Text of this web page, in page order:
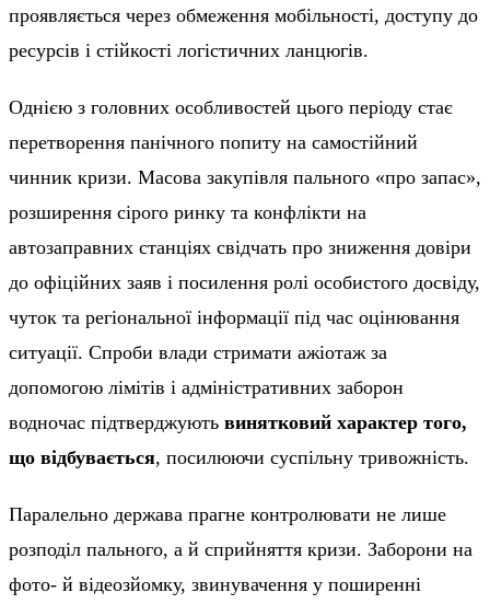
проявляється через обмеження мобільності, доступу до
ресурсів і стійкості логістичних ланцюгів.
Однією з головних особливостей цього періоду стає
перетворення панічного попиту на самостійний
чинник кризи. Масова закупівля пального «про запас»,
розширення сірого ринку та конфлікти на
автозаправних станціях свідчать про зниження довіри
до офіційних заяв і посилення ролі особистого досвіду,
чуток та регіональної інформації під час оцінювання
ситуації. Спроби влади стримати ажіотаж за
допомогою лімітів і адміністративних заборон
водночас підтверджують винятковий характер того,
що відбувається, посилюючи суспільну тривожність.
Паралельно держава прагне контролювати не лише
розподіл пального, а й сприйняття кризи. Заборони на
фото- й відеозйомку, звинувачення у поширенні